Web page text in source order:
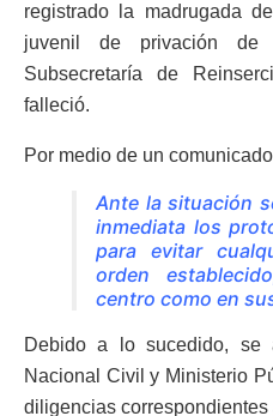
registrado la madrugada
juvenil de privación
Subsecretaría de
falleció.
Por medio de un
Ante la situación
inmediata los
para evitar
orden
centro como en
Debido a lo sucedido, se
Nacional Civil y Ministerio
diligencias correspondientes